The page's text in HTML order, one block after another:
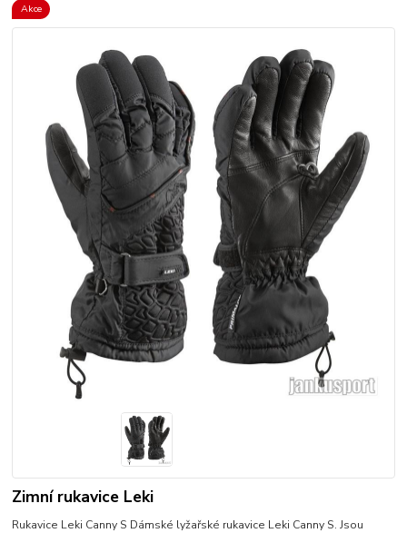
Akce
Zimní rukavice Leki
Rukavice Leki Canny S Dámské lyžařské rukavice Leki Canny S. Jsou